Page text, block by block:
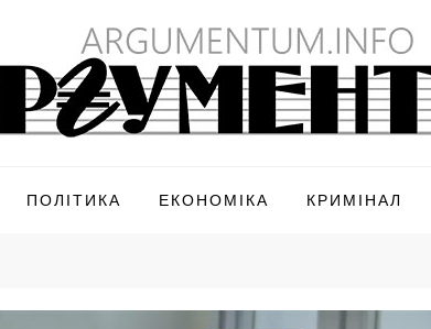
ПОЛІТИКА ЕКОНОМІКА КРИМІНАЛ